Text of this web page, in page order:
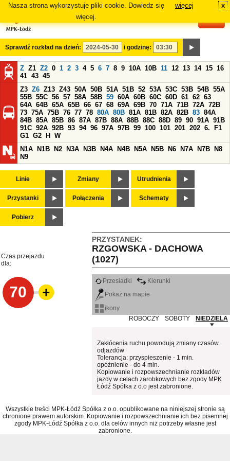
Nasza strona wykorzystuje pliki cookie. Dowiedz się
więcej.
więcej x
Sprawdź rozkład na dzień: i godzinę:
Z Z1 Z2 0 1 2 3 4 5 6 7 8 9 10A 10B 11 12 13 14 15 16
41 43 45
Z3 Z6 Z13 Z43 50A 50B 51A 51B 52 53A 53C 53B 54B 55A
55B 55C 56 57 58A 58B 59 60A 60B 60C 60D 61 62 63
64A 64B 65A 65B 66 67 68 69A 69B 70 71A 71B 72A 72B
73 75A 75B 76 77 78 80A 80B 81A 81B 82A 82B 83 84A
84B 85A 85B 86 87A 87B 88A 88B 88C 88D 89 90 91A 91B
91C 92A 92B 93 94 96 97A 97B 99 100 101 201 202 6.
F1
G1 G2 H
W
N1A
N1B N2 N3A N3B N4A N4B N5A N5B N6 N7A N7B
N8
N9
Linie Zmiany Utrudnienia
Przystanki Połączenia Schematy
Pobierz
PRZYSTANEK:
RZGOWSKA - DACHOWA
(1027)
Czas przejazdu
dla:
70
Przesiadki
Kierunki
Pokaż na mapie
ikony
ROBOCZY
SOBOTY NIEDZIELA
Zakłócenia ruchu powodują zmiany czasów
odjazdów
Tolerancja: przyspieszenie - 1 min.
opóźnienie - do 4 min.
Kopiowanie i rozpowszechnianie rozkładów
jazdy w celach zarobkowych bez zgody MPK
Łódź Spółka z o.o jest zabronione.
Wszystkie treści MPK-Łódź Spółka z o.o. opublikowane na niniejszej stronie są
chronione prawem autorskim. Kopiowanie i rozpowszechnianie ich bez pisemnej
zgody MPK-Łódź Spółka z o.o. dla celów innych niż potrzeby własne jest
zabronione.